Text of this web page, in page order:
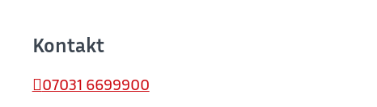
Kontakt
07031 6699900